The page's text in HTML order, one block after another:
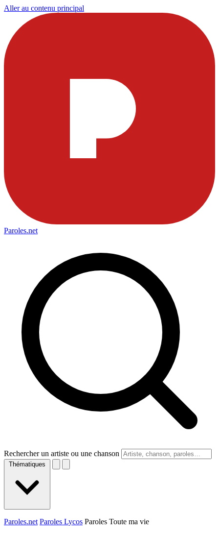
Aller au contenu principal
Paroles.net
Rechercher un artiste ou une chanson
Thématiques
Paroles.net Paroles Lycos Paroles Toute ma vie